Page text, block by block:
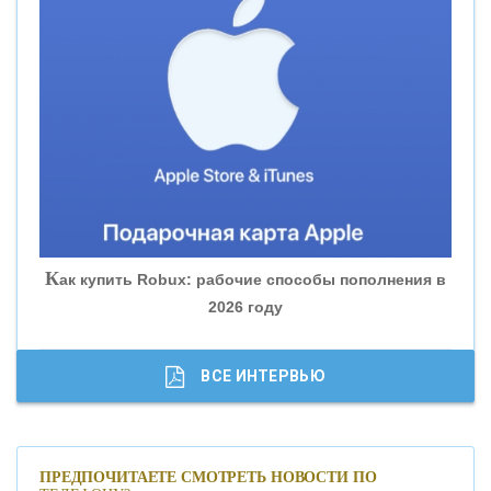
«ВНЕШПРОМБАНК»
«БАНК ГЛОБЭКС»
«СОВКОМБАНК»
«ГАЗПРОМБАНК»
«МОСКОВСКИЙ КРЕДИТНЫЙ БАНК»
Как купить Robux: рабочие способы пополнения в
2026 году
ВСЕ ИНТЕРВЬЮ
ПРЕДПОЧИТАЕТЕ СМОТРЕТЬ НОВОСТИ ПО